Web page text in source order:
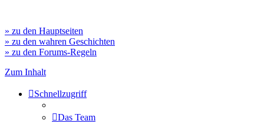
» zu den Hauptseiten
» zu den wahren Geschichten
» zu den Forums-Regeln
Zum Inhalt
Schnellzugriff
Das Team